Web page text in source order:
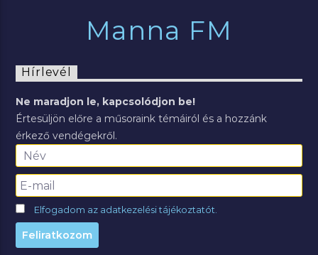
Manna FM
Hírlevél
Ne maradjon le, kapcsolódjon be!
Értesüljön előre a műsoraink témáiról és a hozzánk
érkező vendégekről.
Elfogadom az adatkezelési tájékoztatót.